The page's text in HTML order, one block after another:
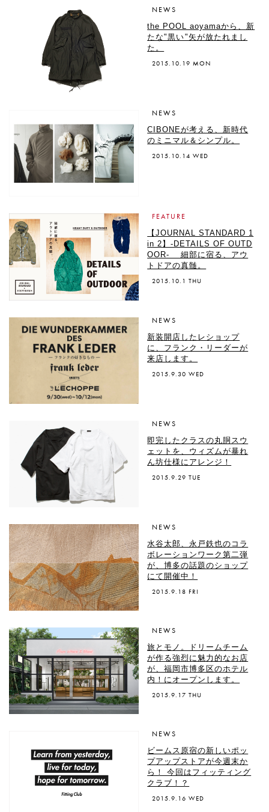
NEWS
the POOL aoyamaから、新
たな"黒い"矢が放たれまし
た。
2015.10.19 MON
NEWS
CIBONEが考える、新時代
のミニマル＆シンプル。
2015.10.14 WED
FEATURE
【JOURNAL STANDARD 1
in 2】-DETAILS OF OUTD
OOR- 細部に宿る、アウ
トドアの真髄。
2015.10.1 THU
NEWS
新装開店したレショップ
に、フランク・リーダーが
来店します。
2015.9.30 WED
NEWS
即完したクラスの丸胴スウ
ェットを、ウィズムが暴れ
ん坊仕様にアレンジ！
2015.9.29 TUE
NEWS
水谷太郎、永戸鉄也のコラ
ボレーションワーク第二弾
が、博多の話題のショップ
にて開催中！
2015.9.18 FRI
NEWS
旅とモノ。ドリームチーム
が作る強烈に魅力的なお店
が、福岡市博多区のホテル
内！にオープンします。
2015.9.17 THU
NEWS
ビームス原宿の新しいポッ
プアップストアが今週末か
ら！ 今回はフィッティング
クラブ！？
2015.9.16 WED